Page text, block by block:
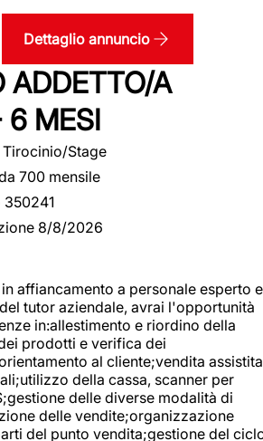
Dettaglio annuncio
ADDETTO/A
6 MESI
Tirocinio/Stage
700 mensile
350241
8/8/2026
affiancamento a personale esperto e
tutor aziendale, avrai l'opportunità
in:allestimento e riordino della
prodotti e verifica dei
al cliente;vendita assistita
della cassa, scanner per
delle diverse modalità di
delle vendite;organizzazione
del punto vendita;gestione del